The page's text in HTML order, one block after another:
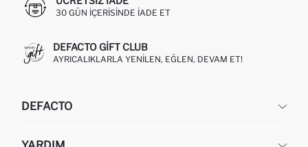
30 GÜN IÇERISINDE IADE ET
DEFACTO GIFT CLUB
AYRICALIKLARLA YENILEN, EĞLEN, DEVAM ET!
DEFACTO